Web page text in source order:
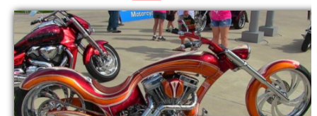
USA
Asie
Divers